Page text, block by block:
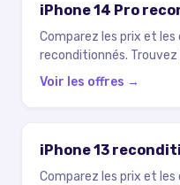
iPhone 14 Pro
Comparez les prix et les
reconditionnés.
Voir les offres →
iPhone 13
Comparez les prix et les